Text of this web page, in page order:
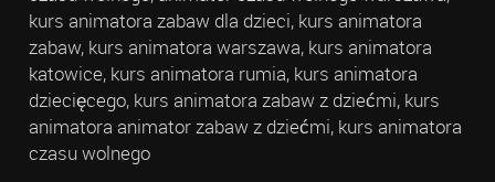
kurs animatora zabaw dla dzieci, kurs animatora
zabaw, kurs animatora warszawa, kurs animatora
katowice, kurs animatora rumia, kurs animatora
dziecięcego, kurs animatora zabaw z dziećmi, kurs
animatora animator zabaw z dziećmi, kurs animatora
czasu wolnego